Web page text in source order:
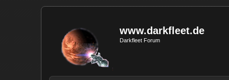
www.darkfleet.de
Darkfleet Forum